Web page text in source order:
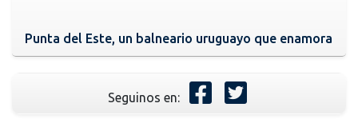
Punta del Este, un balneario uruguayo que enamora
Seguinos en: